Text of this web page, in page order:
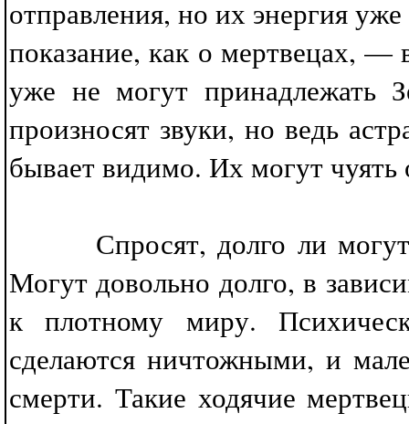
отправления, но их энергия
показание, как о мертвецах,
уже не могут принадлежать
произносят звуки, но ведь
бывает видимо. Их могут чуять
Спросят, долго ли могут
Могут довольно долго, в
к плотному миру.
сделаются ничтожными, и
смерти. Такие ходячие